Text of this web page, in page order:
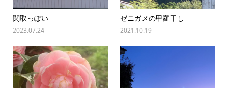
関取っぽい
2023.07.24
ゼニガメの甲羅干し
2021.10.19